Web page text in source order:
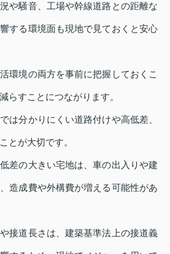
や騒音、工場や幹線道路との距離な
する環境面も現地で見ておくと安心
環境の両方を事前に把握しておくこ
らすことにつながります。
は分かりにくい道路付けや高低差、
とが大切です。
差の大きい宅地は、車の出入りや建
造成費や外構費が増える可能性があ
接道長さは、建築基準法上の接道義